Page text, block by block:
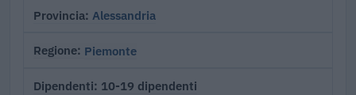
Provincia Alessandria
Regione Piemonte
Dipendenti 10-19 dipendenti